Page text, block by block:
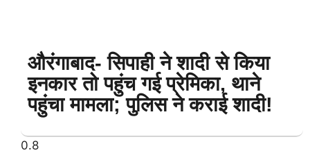
औरंगाबाद- सिपाही ने शादी से किया
इनकार तो पहुंच गई प्रेमिका, थाने
पहुंचा मामला; पुलिस ने कराई शादी!